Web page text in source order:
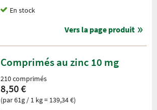
En stock
Vers la page produit
Comprimés au zinc 10 mg
210 comprimés
8,50 €
(par 61g / 1 kg = 139,34 €)